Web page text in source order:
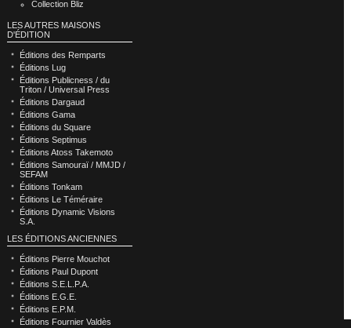
Collection Bliz
LES AUTRES MAISONS
D'ÉDITION
Éditions des Remparts
Éditions Lug
Éditions Publicness / du
Triton / Universal Press
Éditions Dargaud
Éditions Gama
Éditions du Square
Éditions Septimus
Éditions Atoss Takemoto
Éditions Samouraï / MMJD /
SEFAM
Éditions Tonkam
Éditions Le Téméraire
Éditions Dynamic Visions
S.A.
LES ÉDITIONS ANCIENNES
Éditions Pierre Mouchot
Éditions Paul Dupont
Éditions S.E.L.P.A.
Éditions E.G.E.
Éditions E.P.M.
Éditions Fournier Valdès